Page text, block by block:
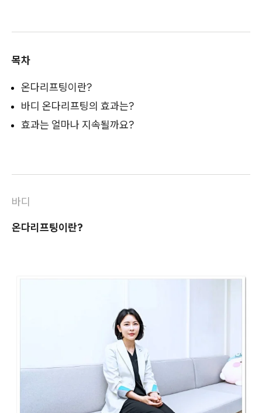
목차
온다리프팅이란?
바디 온다리프팅의 효과는?
효과는 얼마나 지속될까요?
바디
온다리프팅이란?